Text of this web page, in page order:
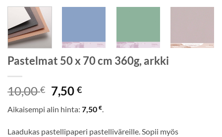
Pastelmat 50 x 70 cm 360g, arkki
10,00€ Alkuperäinen
hinta
oli:
10,00 €.
7,50€Nykyinen
on:
7,50 €.
Aikaisempi alin hinta: 7,50 €
Laadukas pastellipaperi pastelliväreille. Sopii myös